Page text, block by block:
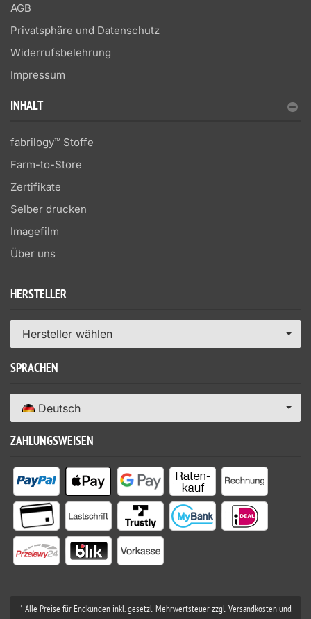
AGB
Privatsphäre und Datenschutz
Widerrufsbelehrung
Impressum
INHALT
fabrilogy™ Stoffe
Farm-to-Store
Zertifikate
Selber drucken
Imagefilm
Über uns
HERSTELLER
Hersteller wählen
SPRACHEN
Deutsch
ZAHLUNGSWEISEN
* Alle Preise für Endkunden inkl. gesetzl. Mehrwertsteuer zzgl. Versandkosten und